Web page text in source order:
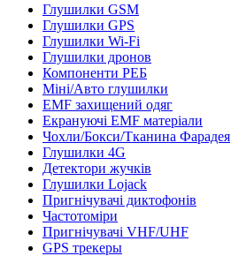
Глушилки GSM
Глушилки GPS
Глушилки Wi-Fi
Глушилки дронов
Компоненти РЕБ
Міні/Авто глушилки
EMF захищений одяг
Екрануючі EMF матеріали
Чохли/Бокси/Тканина Фарадея
Глушилки 4G
Детектори жучків
Глушилки Lojack
Пригнічувачі диктофонів
Частотоміри
Пригнічувачі VHF/UHF
GPS трекеры